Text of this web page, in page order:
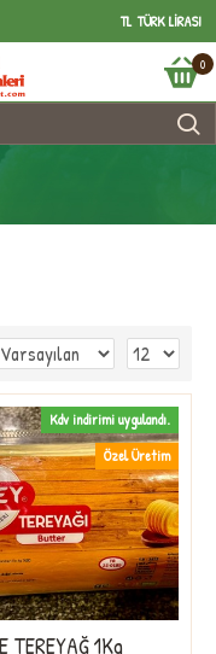
TL TÜRK LIRASI
0
Özel Üretim
Kdv indirimi uygulandı.
TEREYAĞ 1Kg